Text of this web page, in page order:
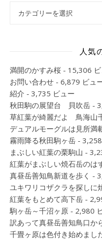
人気
満開のかすみ桜 - 15,306
お問い合わせ - 6,879 ビュ
紹介 - 3,735 ビュー
秋田駒の展望台 貝吹岳 -
草紅葉が綺麗だよ 鳥海山
デュアルモーグルは見所満
霧雨降る秋田駒ヶ岳 -
まぶしい紅葉の栗駒山 -
紅葉がまぶしい焼石岳のは
真昼岳善知鳥新道を歩く -
ユキワリコザクラを探しに
紅葉をもとめて高下岳 -
駒ヶ岳～千沼ヶ原 - 2,980
訳あって真昼岳善知鳥口か
千畳ヶ原は色付き始めまし